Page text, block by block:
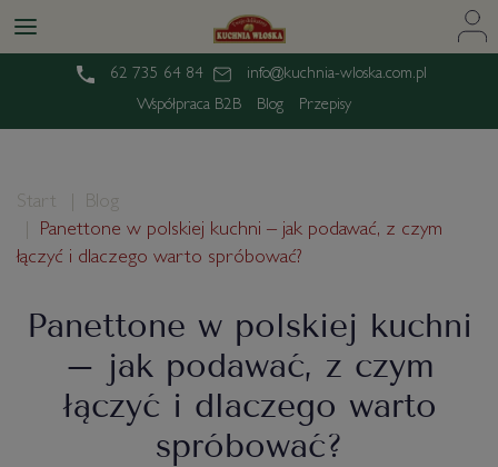
62 735 64 84
info@kuchnia-wloska.com.pl
Współpraca B2B
Blog Przepisy
Start
Blog
Panettone w polskiej kuchni – jak podawać, z czym
łączyć i dlaczego warto spróbować?
Panettone w polskiej kuchni
– jak podawać, z czym
łączyć i dlaczego warto
spróbować?